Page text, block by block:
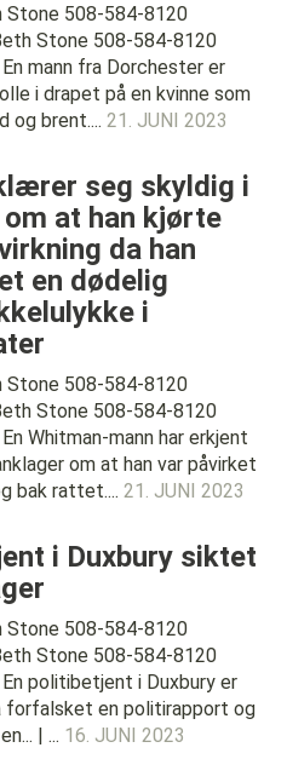
Stone 508-584-8120
Stone 508-584-8120
En mann fra Dorchester er
i drapet på en kvinne som
og brent.... 21. JUNI 2023
seg skyldig i
at han kjørte
da han
en dødelig
i
Stone 508-584-8120
Stone 508-584-8120
Whitman-mann har erkjent
om at han var påvirket
bak rattet.... 21. JUNI 2023
i Duxbury siktet
Stone 508-584-8120
Stone 508-584-8120
En politibetjent i Duxbury er
en politirapport og
| ... 16. JUNI 2023